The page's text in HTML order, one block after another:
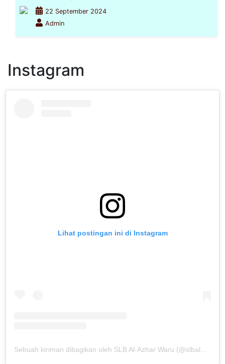
22 September 2024
Admin
Instagram
Lihat postingan ini di Instagram
Sebuah kiriman dibagikan oleh SLB Al-Azhar Waru (@slbalazharwaru)